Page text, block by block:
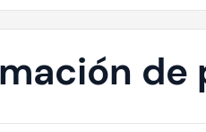
de